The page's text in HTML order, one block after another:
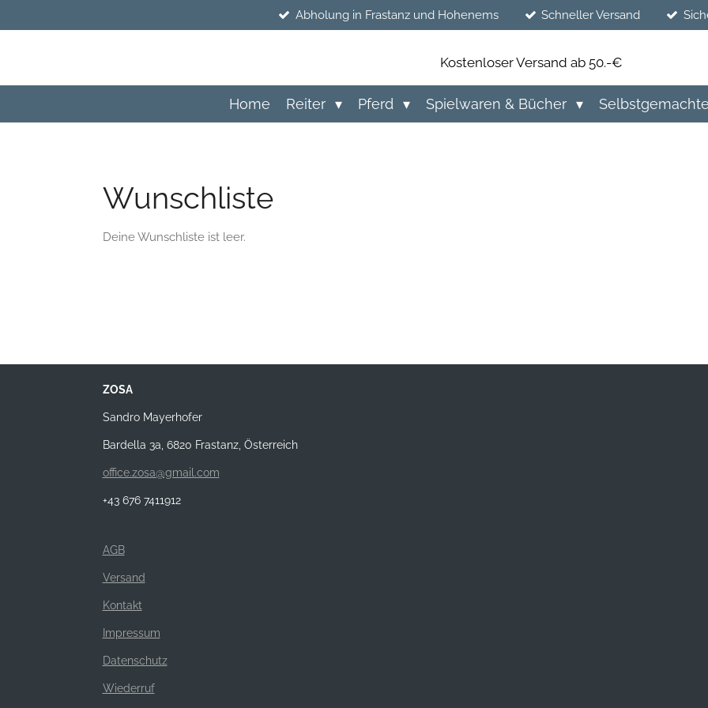
Hauptinhalt
Abholung in Frastanz und Hohenems Schneller Versand
Kostenloser Versand ab 50.-€
Home Reiter Pferd Spielwaren & Bücher
Wunschliste
Deine Wunschliste ist leer.
ZOSA
Sandro Mayerhofer
Bardella 3a, 6820 Frastanz, Österreich
office.zosa@gmail.com
+43 676 7411912
AGB
Versand
Kontakt
Impressum
Datenschutz
Wiederruf